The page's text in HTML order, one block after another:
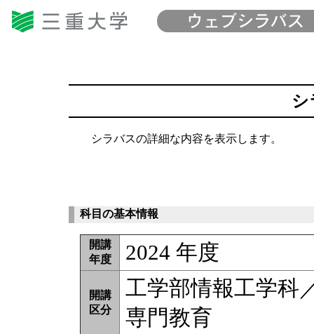
シ
シラバスの詳細な内容を表示します。
科目の基本情報
開講
年度
2024 年度
開講
区分
工学部情報工学科
専門教育